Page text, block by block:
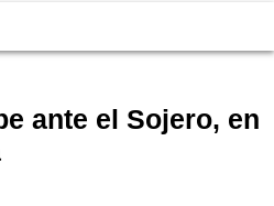
ante el Sojero, en